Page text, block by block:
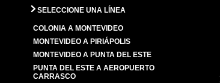
SELECCIONE UNA LÍNEA
COLONIA A MONTEVIDEO
MONTEVIDEO A PIRIÁPOLIS
MONTEVIDEO A PUNTA DEL ESTE
PUNTA DEL ESTE A AEROPUERTO
CARRASCO